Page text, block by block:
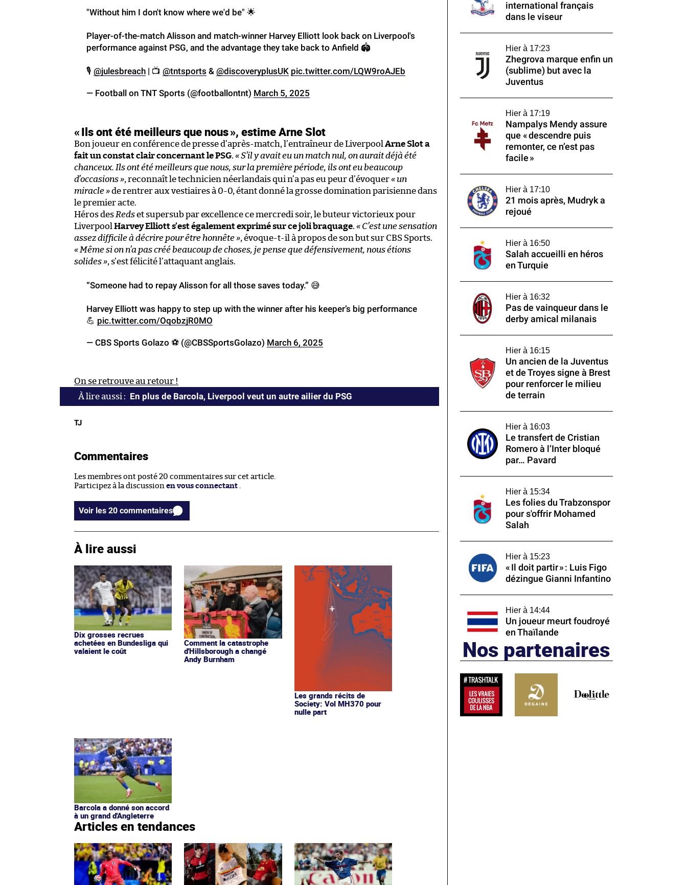
"Without him I don't know where we'd be" 🌟
Player-of-the-match Alisson and match-winner Harvey Elliott look back on Liverpool's
performance against PSG, and the advantage they take back to Anfield 🏟️
🎙️ @julesbreach | 📺 @tntsports & @discoveryplusUK pic.twitter.com/LQW9roAJEb
— Football on TNT Sports (@footballontnt) March 5, 2025
«Ils ont été meilleurs que nous», estime Arne Slot
Bon joueur en conférence de presse d’après-match, l’entraîneur de Liverpool Arne Slot a
fait un constat clair concernant le PSG. « S’il y avait eu un match nul, on aurait déjà été
chanceux. Ils ont été meilleurs que nous, sur la première période, ils ont eu beaucoup
d’occasions », reconnaît le technicien néerlandais qui n’a pas eu peur d’évoquer« un
miracle »de rentrer aux vestiaires à 0-0, étant donné la grosse domination parisienne dans
le premier acte.
Héros des Redset supersub par excellence ce mercredi soir, le buteur victorieux pour
Liverpool Harvey Elliott s’est également exprimé sur ce joli braquage. « C’est une sensation
assez difficile à décrire pour être honnête », évoque-t-il à propos de son but sur CBS Sports.
« Même si on n’a pas créé beaucoup de choses, je pense que défensivement, nous étions
solides », s’est félicité l’attaquant anglais.
“Someone had to repay Alisson for all those saves today.” 😅
Harvey Elliott was happy to step up with the winner after his keeper’s big performance
💪 pic.twitter.com/OqobzjR0MO
— CBS Sports Golazo ⚽️ (@CBSSportsGolazo) March 6, 2025
On se retrouve au retour !
En plus de Barcola, Liverpool veut un autre ailier du PSG
TJ
Commentaires
Les membres ont posté 20 commentaires sur cet article.
Participez à la discussion en vous connectant
Voir les 20 commentaires
À lire aussi
Dix grosses recrues
achetées en Bundesliga qui
valaient le coût
Comment la catastrophe
d'Hillsborough a changé
Andy Burnham
Les grands récits de
Society: Vol MH370 pour
nulle part
Barcola a donné son accord
à un grand d'Angleterre
Articles en tendances
international français
dans le viseur
Hier à 17:23
Zhegrova marque enfin un
(sublime) but avec la
Juventus
Hier à 17:19
Nampalys Mendy assure
que « descendre puis
remonter, ce n’est pas
facile »
Hier à 17:10
21 mois après, Mudryk a
rejoué
Hier à 16:50
Salah accueilli en héros
en Turquie
Hier à 16:32
Pas de vainqueur dans le
derby amical milanais
Hier à 16:15
Un ancien de la Juventus
et de Troyes signe à Brest
pour renforcer le milieu
de terrain
Hier à 16:03
Le transfert de Cristian
Romero à l’Inter bloqué
par… Pavard
Hier à 15:34
Les folies du Trabzonspor
pour s'offrir Mohamed
Salah
Hier à 15:23
« Il doit partir » : Luis Figo
dézingue Gianni Infantino
Hier à 14:44
Un joueur meurt foudroyé
en Thaïlande
Nos partenaires